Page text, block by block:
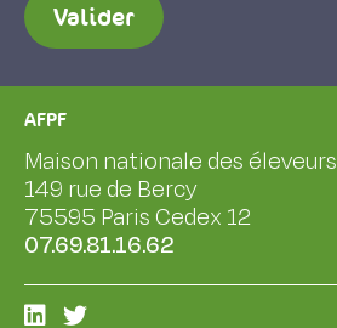
Valider
AFPF
Maison nationale des éleveurs
149 rue de Bercy
75595 Paris Cedex 12
07.69.81.16.62